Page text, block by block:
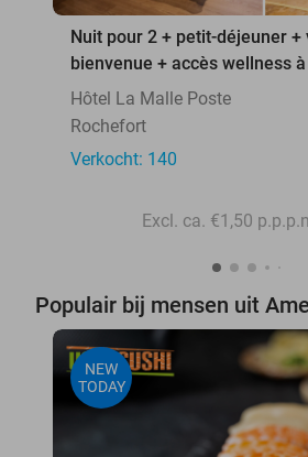
Nuit pour 2 + petit-déjeuner +
bienvenue + accès wellness
Hôtel La Malle Poste
Rochefort
Verkocht: 140
Excl. ca. €1,50
Populair bij mensen uit
NEW
TODAY